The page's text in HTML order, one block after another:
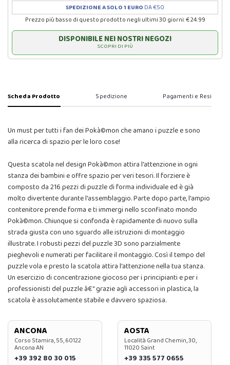
SPEDIZIONE A SOLO 1 EURO DA €50
Prezzo più basso di questo prodotto negli ultimi 30 giorni: € 24.99
DISPONIBILE NEI NOSTRI NEGOZI
SCOPRI DI PIÙ
Scheda Prodotto Spedizione Pagamenti e Resi
Un must per tutti i fan dei Pokà©mon che amano i puzzle e sono
alla ricerca di spazio per le loro cose!
Questa scatola nel design Pokà©mon attira l'attenzione in ogni
stanza dei bambini e offre spazio per veri tesori. Il forziere è
composto da 216 pezzi di puzzle di forma individuale ed è già
molto divertente durante l'assemblaggio. Parte dopo parte, l'ampio
contenitore prende forma e ti immergi nello sconfinato mondo
Pokà©mon. Chiunque si confonda è rapidamente di nuovo sulla
strada giusta con uno sguardo alle istruzioni di montaggio
illustrate. I robusti pezzi del puzzle 3D sono parzialmente
pieghevoli e numerati per facilitare il montaggio. Così il tempo del
puzzle vola e presto la scatola attira l'attenzione nella tua stanza.
Un esercizio di concentrazione giocoso per i principianti e per i
professionisti del puzzle â€“ grazie agli accessori in plastica, la
scatola è assolutamente stabile e davvero spaziosa.
ANCONA
Corso Stamira, 55, 60122
Ancona AN
+39 392 80 30 015
AOSTA
Località Grand Chemin, 30,
11020 Saint
+39 335 577 0655